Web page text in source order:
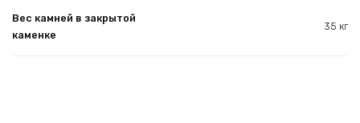
Вес камней в закрытой
каменке
35 кг